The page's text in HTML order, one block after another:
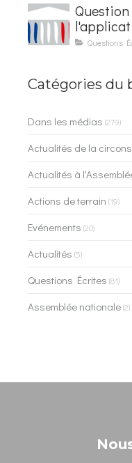
lesQuestions
Catégories du
Dans les médias (279)
Actualités de la
Actualités à
Actions de terrain (19)
Evénements (20)
Actualités (5)
Questions Écrites (81)
Assemblée nationale(2)